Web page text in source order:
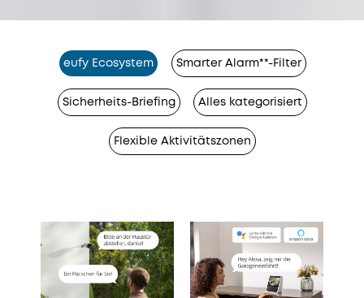
eufy Ecosystem Smarter Alarm**-Filter
Sicherheits-Briefing Alles kategorisiert
Flexible Aktivitätszonen